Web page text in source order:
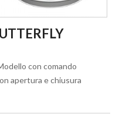
con comando
apertura e chiusura